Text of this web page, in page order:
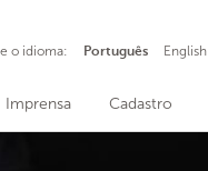
Imprensa Cadastro
o idioma: Português English